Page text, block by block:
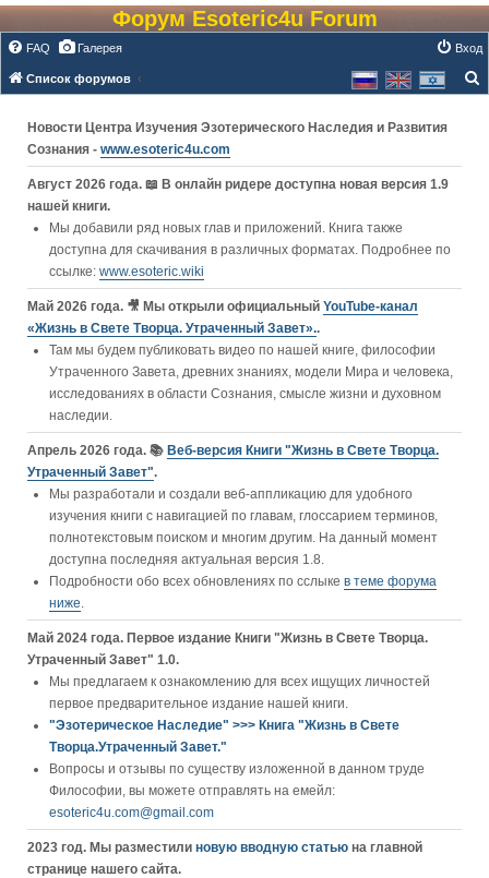
Форум Esoteric4u Forum
FAQ Галерея Вход
Список форумов
Новости Центра Изучения Эзотерического Наследия и Развития
Сознания - www.esoteric4u.com
Август 2026 года. 📖 В онлайн ридере доступна новая версия 1.9
нашей книги.
Мы добавили ряд новых глав и приложений. Книга также
доступна для скачивания в различных форматах. Подробнее по
ссылке: www.esoteric.wiki
Май 2026 года. 🎥 Мы открыли официальный YouTube‑канал
«Жизнь в Свете Творца. Утраченный Завет»..
Там мы будем публиковать видео по нашей книге, философии
Утраченного Завета, древних знаниях, модели Мира и человека,
исследованиях в области Сознания, смысле жизни и духовном
наследии.
Апрель 2026 года. 📚 Веб-версия Книги "Жизнь в Свете Творца.
Утраченный Завет".
Мы разработали и создали веб-аппликацию для удобного
изучения книги c навигацией по главам, глоссарием терминов,
полнотекстовым поиском и многим другим. На данный момент
доступна последняя актуальная версия 1.8.
Подробности обо всех обновлениях по сслыке в теме форума
ниже.
Май 2024 года. Первое издание Книги "Жизнь в Свете Творца.
Утраченный Завет" 1.0.
Мы предлагаем к ознакомлению для всех ищущих личностей
первое предварительное издание нашей книги.
"Эзотерическое Наследие" >>> Книга "Жизнь в Свете
Творца.Утраченный Завет."
Вопросы и отзывы по существу изложенной в данном труде
Философии, вы можете отправлять на емейл:
esoteric4u.com@gmail.com
2023 год. Мы разместили новую вводную статью на главной
странице нашего сайта.